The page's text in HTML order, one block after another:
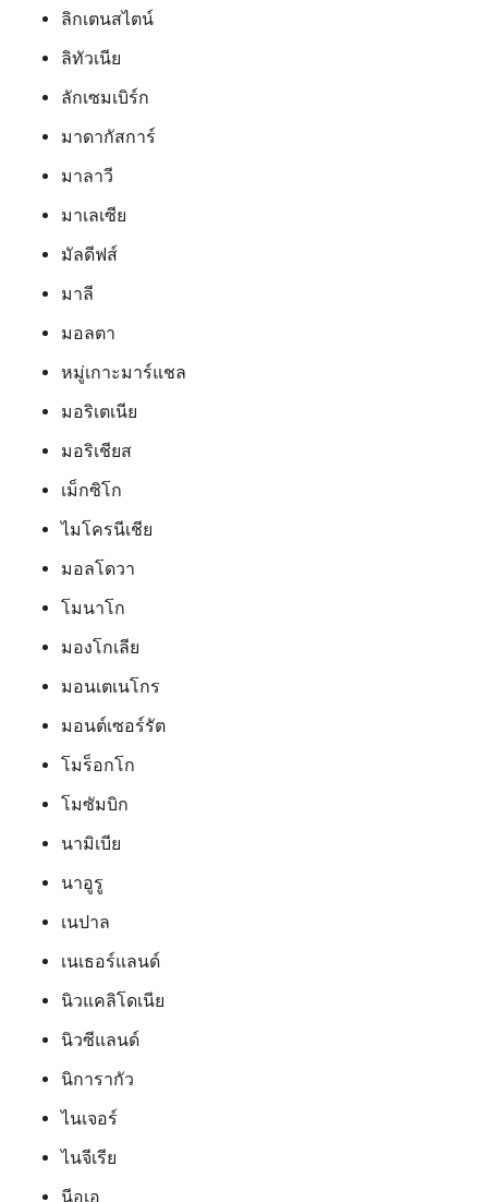
ลิกเตนสไตน์
ลิทัวเนีย
ลักเซมเบิร์ก
มาดากัสการ์
มาลาวี
มาเลเซีย
มัลดีฟส์
มาลี
มอลตา
หมู่เกาะมาร์แชล
มอริเตเนีย
มอริเชียส
เม็กซิโก
ไมโครนีเชีย
มอลโดวา
โมนาโก
มองโกเลีย
มอนเตเนโกร
มอนต์เซอร์รัต
โมร็อกโก
โมซัมบิก
นามิเบีย
นาอูรู
เนปาล
เนเธอร์แลนด์
นิวแคลิโดเนีย
นิวซีแลนด์
นิการากัว
ไนเจอร์
ไนจีเรีย
นีอูเอ